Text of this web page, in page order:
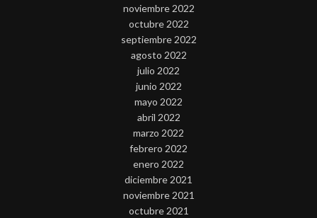
noviembre 2022
octubre 2022
septiembre 2022
agosto 2022
julio 2022
junio 2022
mayo 2022
abril 2022
marzo 2022
febrero 2022
enero 2022
diciembre 2021
noviembre 2021
octubre 2021